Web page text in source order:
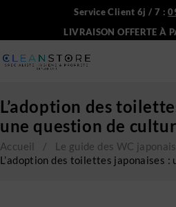
Service Client 6j / 7 :
LIVRAISON OFFERTE À
L’adoption des
une question de
Accueil / Le guide des WC japonais
L’adoption des toilettes japonaises :